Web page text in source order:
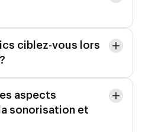
ciblez-vous lors
aspects
sonorisation et